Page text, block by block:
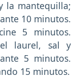
la mantequilla;
10 minutos.
5 minutos.
laurel, sal y
5 minutos.
15 minutos.